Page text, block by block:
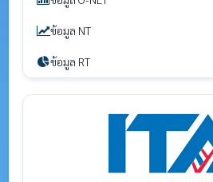
ข้อมูล NT
ข้อมูล RT